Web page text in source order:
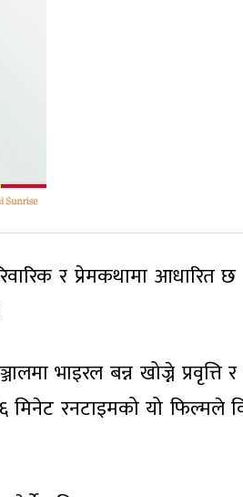
र प्रेमकथामा आधारित
भाइरल बन्न खोज्ने प्रवृत्ति
रनटाइमको यो फिल्मले